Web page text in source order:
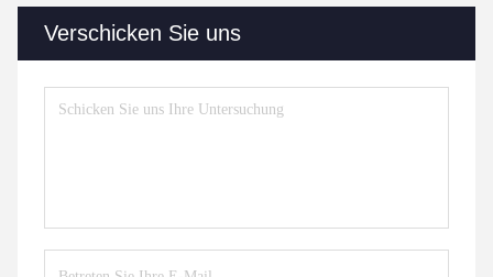
Verschicken Sie uns